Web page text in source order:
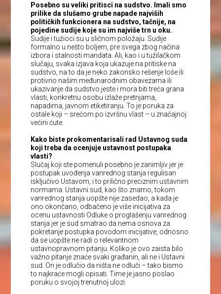
Posebno su veliki pritisci na sudstvo. Imali smo
prilike da slušamo grube napade najviših
političkih funkcionera na sudstvo, tačnije, na
pojedine sudije koje su im najviše trn u oku.
Sudije i tužioci su u sličnom položaju. Sudije
formalno u nešto boljem, pre svega zbog načina
izbora i stalnosti mandata. Ali, kao i u tužilačkom
slučaju, svaka izjava koja ukazuje na pritiske na
sudstvo, na to da je neko zakonsko rešenje loše ili
protivno našim međunarodnim obavezama ili
ukazivanje da sudstvo jeste i mora biti treća grana
vlasti, konkretnu osobu izlaže pretnjama,
napadima, javnom etiketiranju. To je poruka za
ostale koji – srećom po izvršnu vlast – u značajnoj
većini ćute.
Kako biste prokomentarisali rad Ustavnog suda
koji treba da ocenjuje ustavnost postupaka
vlasti?
Slučaj koji ste pomenuli posebno je zanimljiv jer je
postupak uvođenja vanrednog stanja regulisan
isključivo Ustavom, i to prilično preciznim ustavnim
normama. Ustavni sud, kao što znamo, tokom
vanrednog stanja uopšte nije zasedao, a kada je
ono okončano, odbačeno je više inicijativa za
ocenu ustavnosti Odluke o proglašenju vanrednog
stanja jer je sud smatrao da nema osnova za
pokretanje postupka povodom inicijative, odnosno
da se uopšte ne radi o relevantnom
ustavnopravnom pitanju. Koliko je ovo zaista bilo
važno pitanje znaće svaki građanin, ali ne i Ustavni
sud. On je odlučio da ništa ne odluči – tako bismo
to najkraće mogli opisati. Time je jasno poslao
poruku o svojoj trenutnoj ulozi.